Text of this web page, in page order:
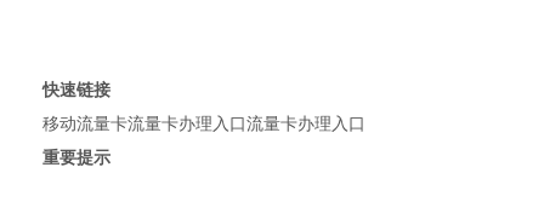
快速链接
移动流量卡流量卡办理入口流量卡办理入口
重要提示